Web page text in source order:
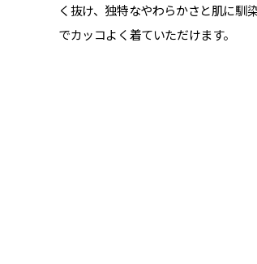
く抜け、独特なやわらかさと肌に馴
でカッコよく着ていただけます。